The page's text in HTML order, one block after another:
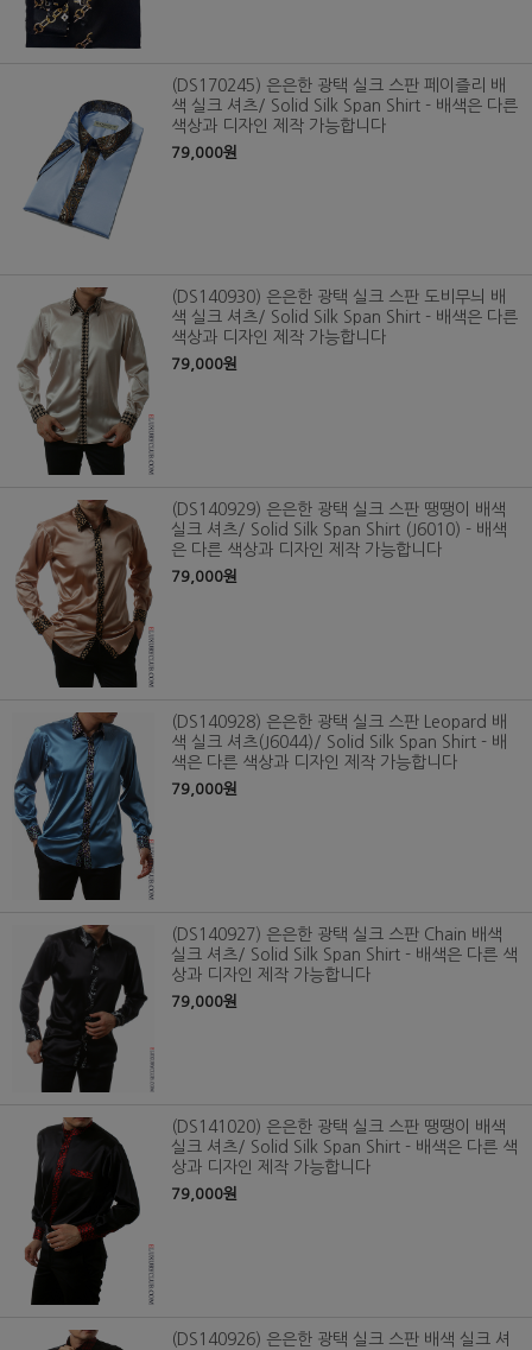
(DS170245) 은은한 광택 실크 스판 페이즐리 배
색 실크 셔츠/ Solid Silk Span Shirt - 배색은 다른
색상과 디자인 제작 가능합니다
79,000원
(DS140930) 은은한 광택 실크 스판 도비무늬 배
색 실크 셔츠/ Solid Silk Span Shirt - 배색은 다른
색상과 디자인 제작 가능합니다
79,000원
(DS140929) 은은한 광택 실크 스판 땡땡이 배색
실크 셔츠/ Solid Silk Span Shirt (J6010) - 배색
은 다른 색상과 디자인 제작 가능합니다
79,000원
(DS140928) 은은한 광택 실크 스판 Leopard 배
색 실크 셔츠(J6044)/ Solid Silk Span Shirt - 배
색은 다른 색상과 디자인 제작 가능합니다
79,000원
(DS140927) 은은한 광택 실크 스판 Chain 배색
실크 셔츠/ Solid Silk Span Shirt - 배색은 다른 색
상과 디자인 제작 가능합니다
79,000원
(DS141020) 은은한 광택 실크 스판 땡땡이 배색
실크 셔츠/ Solid Silk Span Shirt - 배색은 다른 색
상과 디자인 제작 가능합니다
79,000원
(DS140926) 은은한 광택 실크 스판 배색 실크 셔